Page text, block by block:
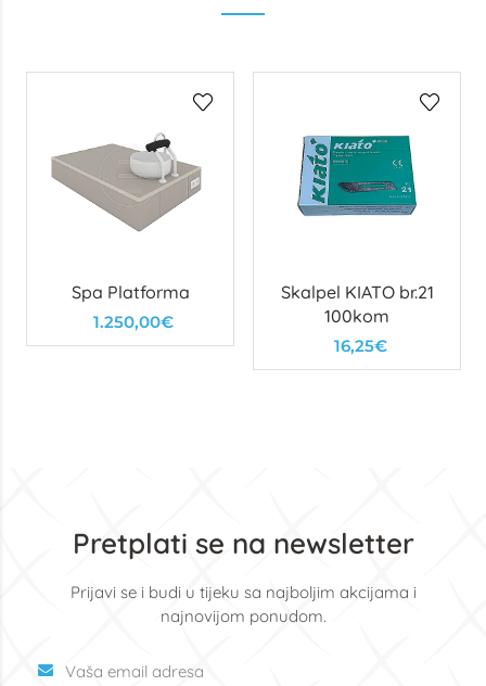
Spa Platforma
1.250,00€
Skalpel KIATO br.21
100kom
16,25€
Pretplati se na newsletter
Prijavi se i budi u tijeku sa najboljim akcijama i
najnovijom ponudom.